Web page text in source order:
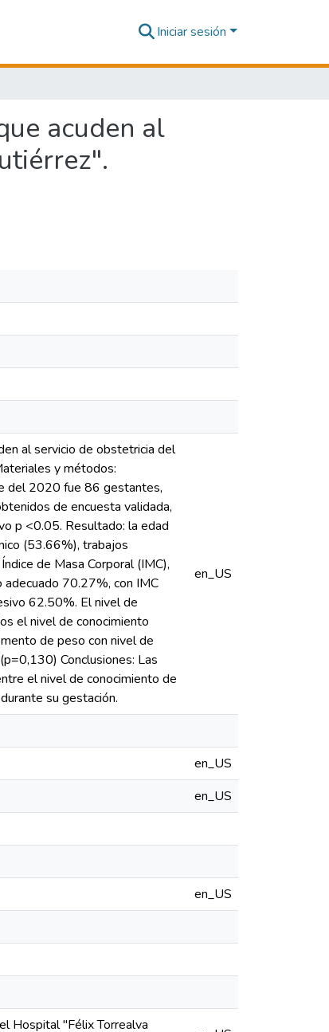
Iniciar sesión
acuden al
al servicio de obstetricia del
y métodos:
del 2020 fue 86 gestantes,
de encuesta validada,
p <0.05. Resultado: la edad
(53.66%), trabajos
de Masa Corporal (IMC),
70.27%, con IMC
62.50%. El nivel de
el nivel de conocimiento
de peso con nivel de
Conclusiones: Las
el nivel de conocimiento de
su gestación.
en_US
en_US
en_US
en_US
Hospital "Félix Torrealva